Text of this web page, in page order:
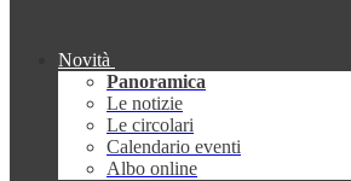
Novità
Panoramica
Le notizie
Le circolari
Calendario eventi
Albo online